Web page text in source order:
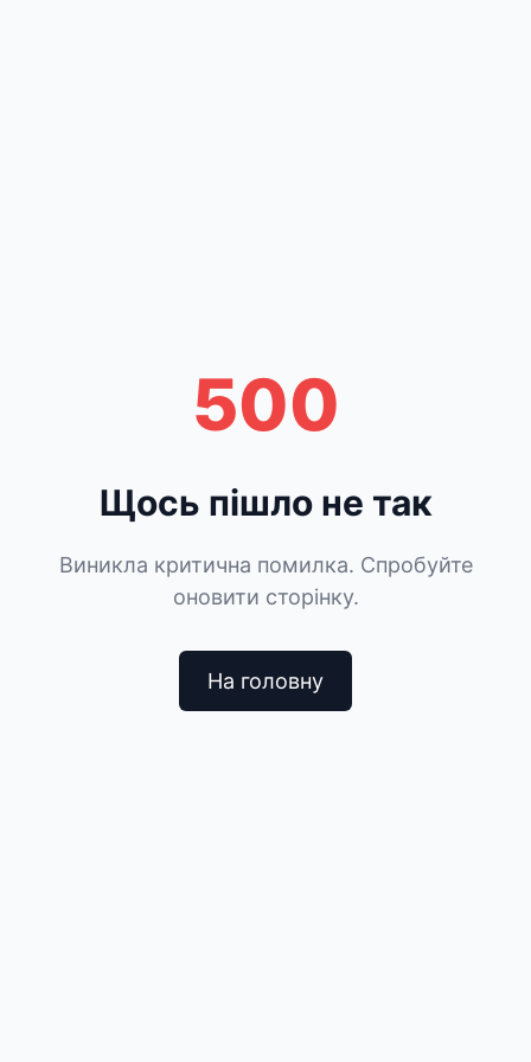
500
Щось пішло не так
Виникла критична помилка. Спробуйте
оновити сторінку.
На головну